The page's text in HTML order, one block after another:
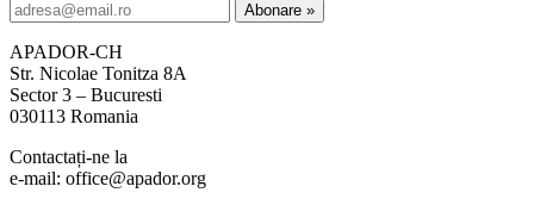
APADOR-CH
Str. Nicolae Tonitza 8A
Sector 3 – Bucuresti
030113 Romania
Contactați-ne la
e-mail: office@apador.org